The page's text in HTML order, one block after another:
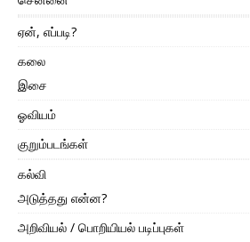
ஏன், எப்படி?
கலை
இசை
ஓவியம்
குறும்படங்கள்
கல்வி
அடுத்தது என்ன?
அறிவியல் / பொறியியல் படிப்புகள்